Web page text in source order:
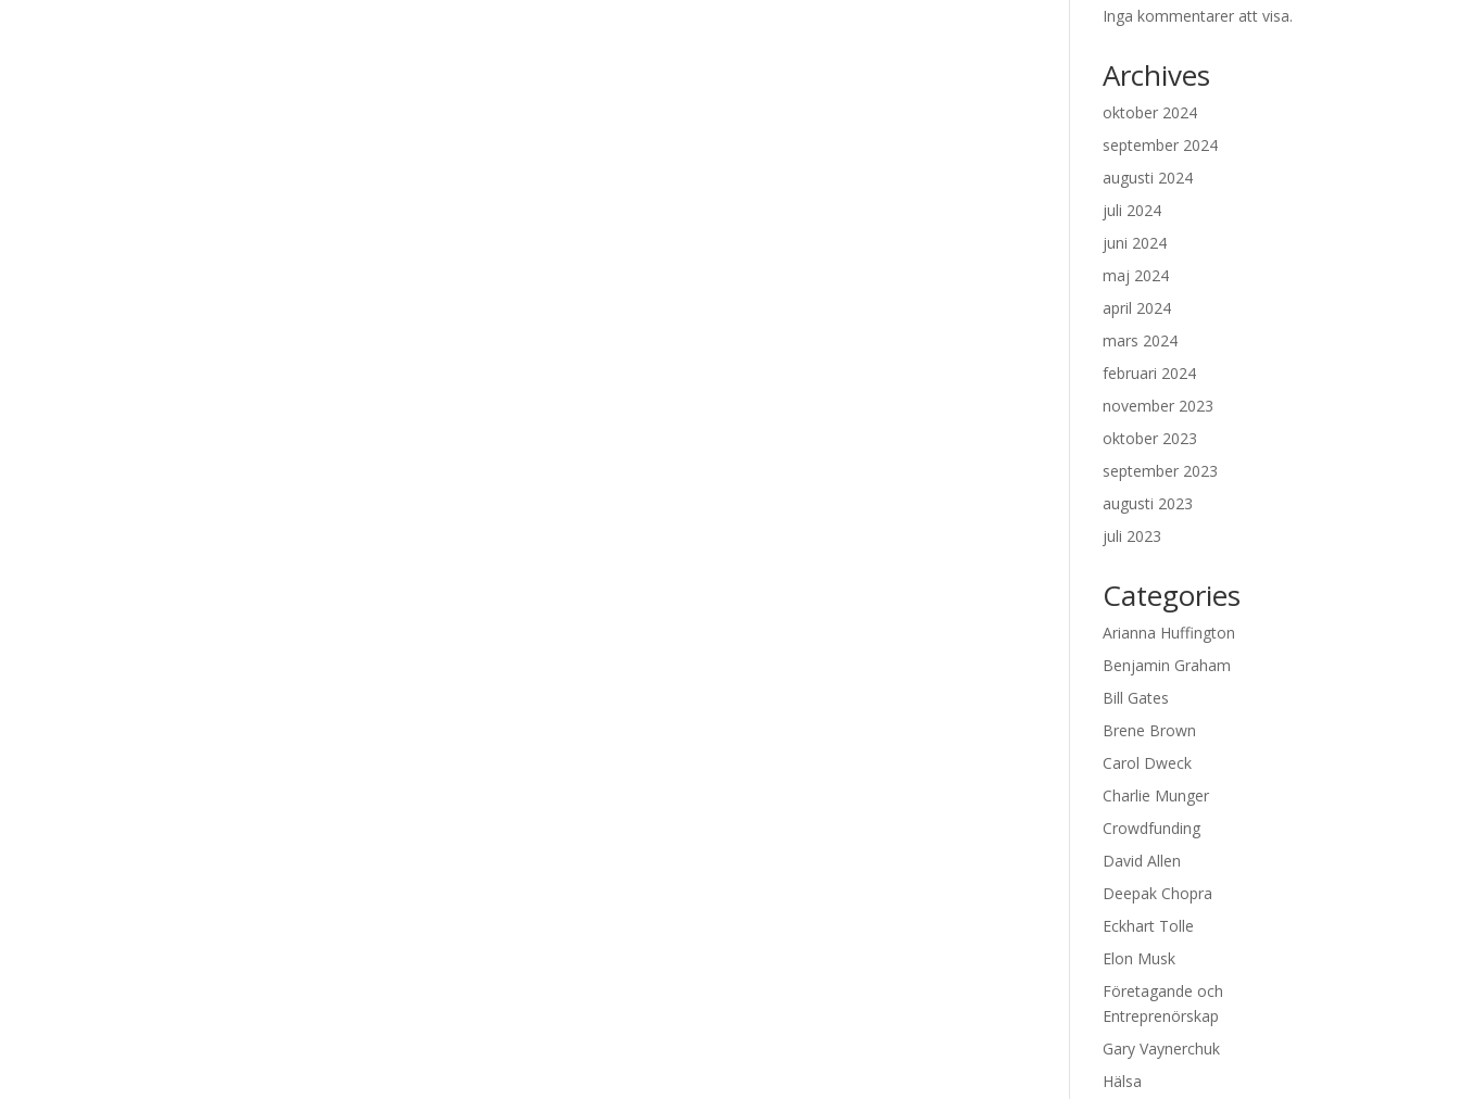
Inga kommentarer att visa.
Archives
oktober 2024
september 2024
augusti 2024
juli 2024
juni 2024
maj 2024
april 2024
mars 2024
februari 2024
november 2023
oktober 2023
september 2023
augusti 2023
juli 2023
Categories
Arianna Huffington
Benjamin Graham
Bill Gates
Brene Brown
Carol Dweck
Charlie Munger
Crowdfunding
David Allen
Deepak Chopra
Eckhart Tolle
Elon Musk
Företagande och
Entreprenörskap
Gary Vaynerchuk
Hälsa